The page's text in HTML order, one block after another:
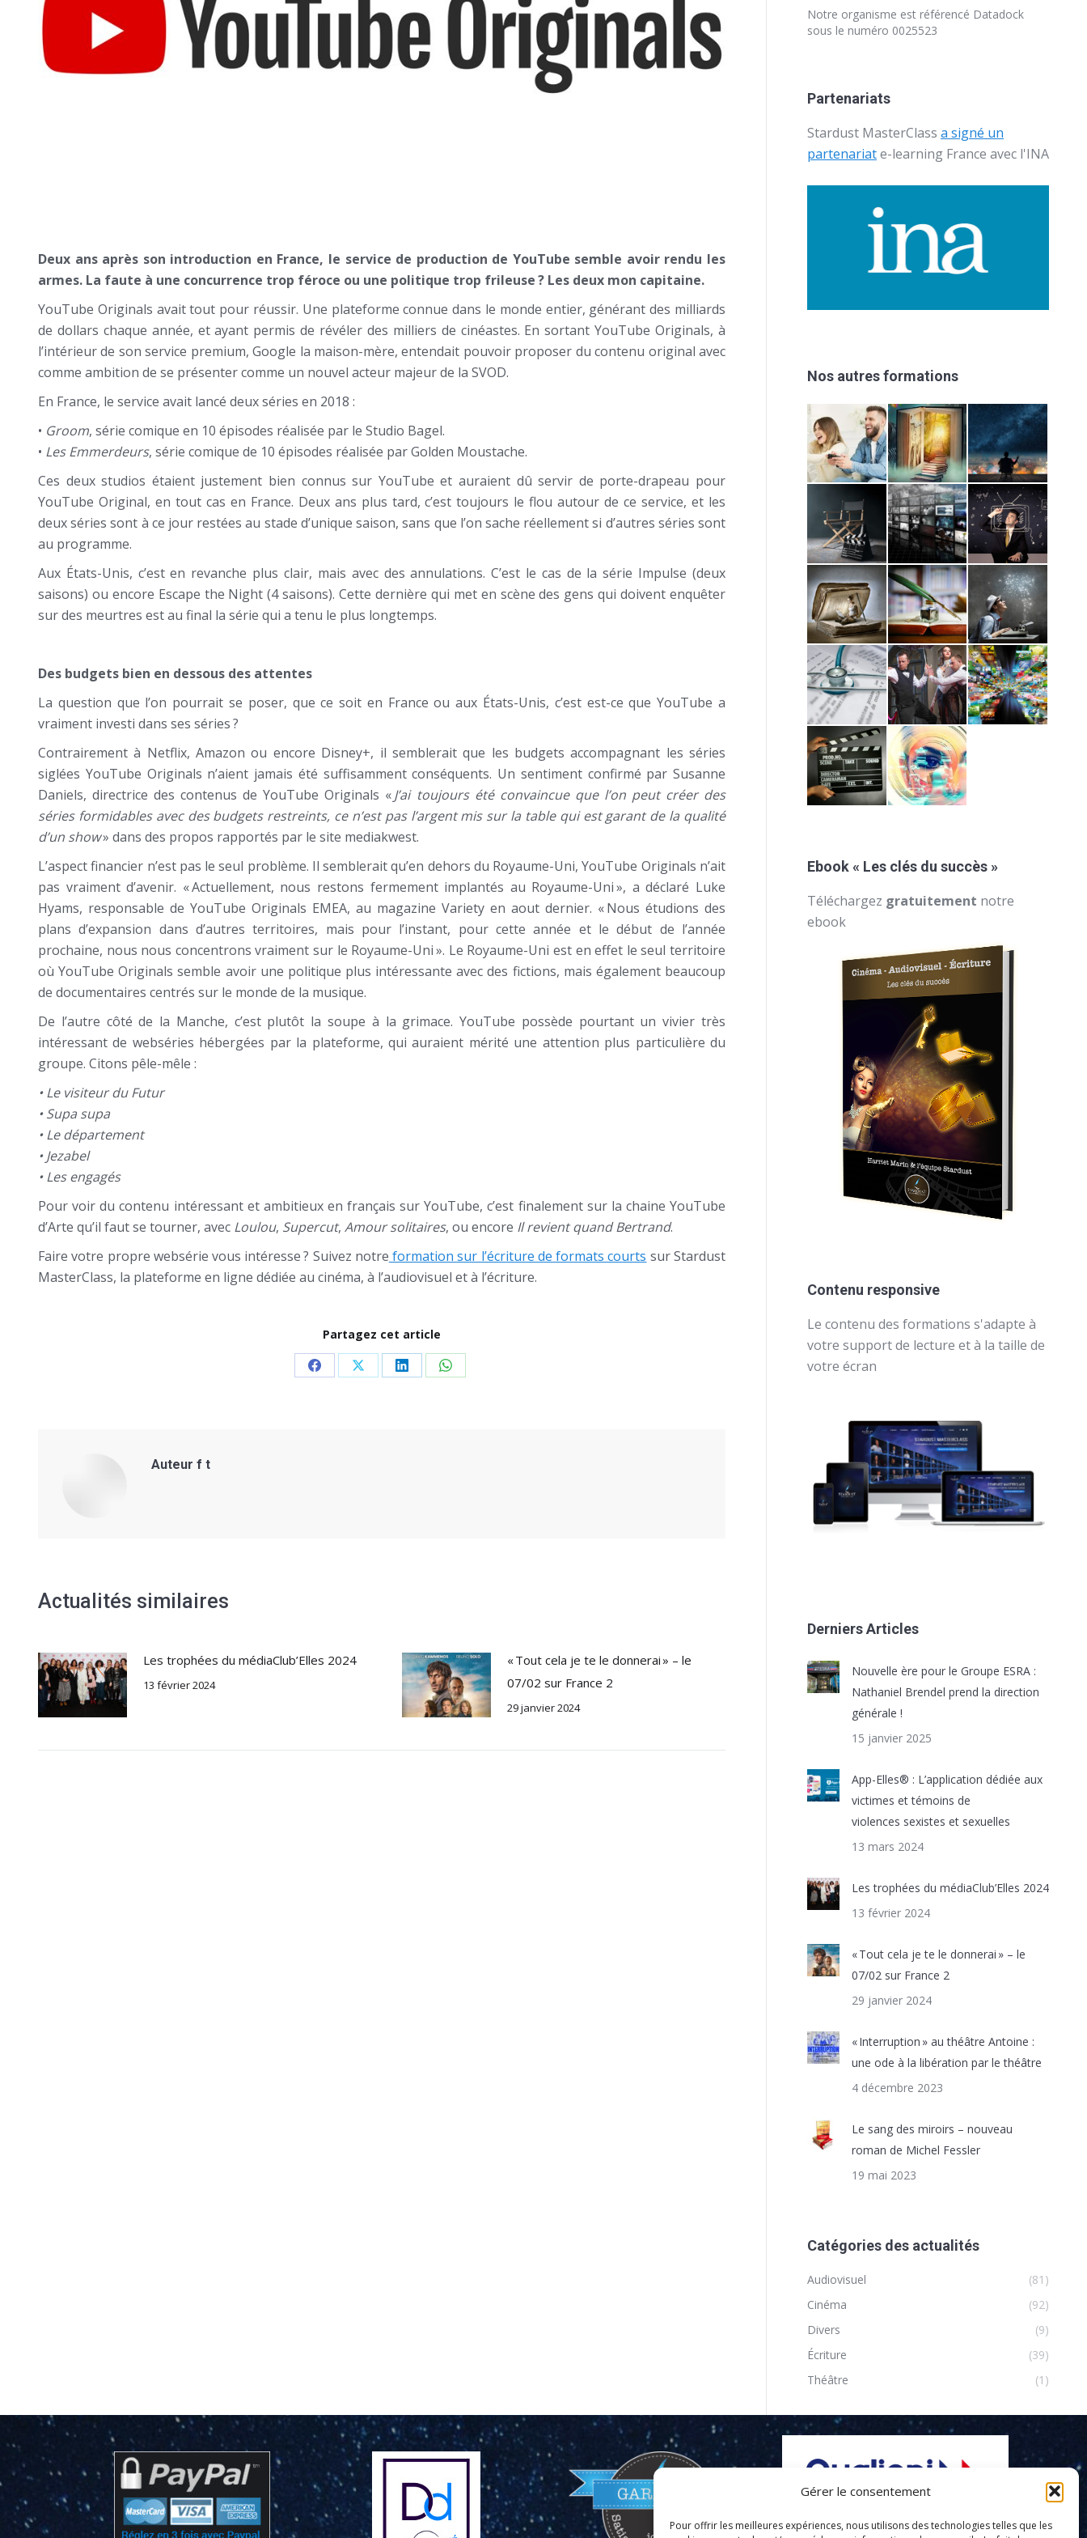
Gérer le consentement
Pour offrir les meilleures expériences, nous utilisons des technologies telles que les
Deux ans après son introduction en France, le service de production de YouTube semble avoir rendu les
armes. La faute à une concurrence trop féroce ou une politique trop frileuse ? Les deux mon capitaine.
YouTube Originals avait tout pour réussir. Une plateforme connue dans le monde entier, générant des milliards
de dollars chaque année, et ayant permis de révéler des milliers de cinéastes. En sortant YouTube Originals, à
l’intérieur de son service premium, Google la maison-mère, entendait pouvoir proposer du contenu original avec
comme ambition de se présenter comme un nouvel acteur majeur de la SVOD.
En France, le service avait lancé deux séries en 2018 :
• Groom, série comique en 10 épisodes réalisée par le Studio Bagel.
• Les Emmerdeurs, série comique de 10 épisodes réalisée par Golden Moustache.
Ces deux studios étaient justement bien connus sur YouTube et auraient dû servir de porte-drapeau pour
YouTube Original, en tout cas en France. Deux ans plus tard, c’est toujours le flou autour de ce service, et les
deux séries sont à ce jour restées au stade d’unique saison, sans que l’on sache réellement si d’autres séries sont
au programme.
Aux États-Unis, c’est en revanche plus clair, mais avec des annulations. C’est le cas de la série Impulse (deux
saisons) ou encore Escape the Night (4 saisons). Cette dernière qui met en scène des gens qui doivent enquêter
sur des meurtres est au final la série qui a tenu le plus longtemps.
Des budgets bien en dessous des attentes
La question que l’on pourrait se poser, que ce soit en France ou aux États-Unis, c’est est-ce que YouTube a
vraiment investi dans ses séries ?
Contrairement à Netflix, Amazon ou encore Disney+, il semblerait que les budgets accompagnant les séries
siglées YouTube Originals n’aient jamais été suffisamment conséquents. Un sentiment confirmé par Susanne
Daniels, directrice des contenus de YouTube Originals «J’ai toujours été convaincue que l’on peut créer des
séries formidables avec des budgets restreints, ce n’est pas l’argent mis sur la table qui est garant de la qualité
d’un show» dans des propos rapportés par le site mediakwest.
L’aspect financier n’est pas le seul problème. Il semblerait qu’en dehors du Royaume-Uni, YouTube Originals n’ait
pas vraiment d’avenir. « Actuellement, nous restons fermement implantés au Royaume-Uni », a déclaré Luke
Hyams, responsable de YouTube Originals EMEA, au magazine Variety en aout dernier. « Nous étudions des
plans d’expansion dans d’autres territoires, mais pour l’instant, pour cette année et le début de l’année
prochaine, nous nous concentrons vraiment sur le Royaume-Uni ». Le Royaume-Uni est en effet le seul territoire
où YouTube Originals semble avoir une politique plus intéressante avec des fictions, mais également beaucoup
de documentaires centrés sur le monde de la musique.
De l’autre côté de la Manche, c’est plutôt la soupe à la grimace. YouTube possède pourtant un vivier très
intéressant de webséries hébergées par la plateforme, qui auraient mérité une attention plus particulière du
groupe. Citons pêle-mêle :
• Le visiteur du Futur
• Supa supa
• Le département
• Jezabel
• Les engagés
Pour voir du contenu intéressant et ambitieux en français sur YouTube, c’est finalement sur la chaine YouTube
d’Arte qu’il faut se tourner, avec Loulou, Supercut, Amour solitaires, ou encore Il revient quand Bertrand.
Faire votre propre websérie vous intéresse ? Suivez notre formation sur l’écriture de formats courts sur Stardust
MasterClass, la plateforme en ligne dédiée au cinéma, à l’audiovisuel et à l’écriture.
Partagez cet article
Share Share Share Share
Auteur f t
Actualités similaires
Les trophées du médiaClub’Elles 2024
13 février 2024
« Tout cela je te le donnerai » – le
07/02 sur France 2
29 janvier 2024
Notre organisme est référencé Datadock
sous le numéro 0025523
Partenariats
Stardust MasterClass a signé un
partenariate-learning France avec l'INA
Nos autres formations
Ebook « Les clés du succès »
Téléchargez gratuitement notre
ebook
Contenu responsive
Le contenu des formations s'adapte à
votre support de lecture et à la taille de
votre écran
Derniers Articles
Nouvelle ère pour le Groupe ESRA :
Nathaniel Brendel prend la direction
générale !
15 janvier 2025
App-Elles® : L’application dédiée aux
victimes et témoins de
violences sexistes et sexuelles
13 mars 2024
Les trophées du médiaClub’Elles 2024
13 février 2024
« Tout cela je te le donnerai » – le
07/02 sur France 2
29 janvier 2024
« Interruption » au théâtre Antoine :
une ode à la libération par le théâtre
4 décembre 2023
Le sang des miroirs – nouveau
roman de Michel Fessler
19 mai 2023
Catégories des actualités
Audiovisuel
(81)
Cinéma
(92)
Divers
(9)
Écriture
(39)
Théâtre
(1)